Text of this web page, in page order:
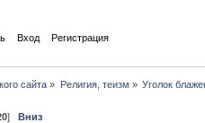
Вход Регистрация
сайта » Религия, теизм » Уголок
]Вниз